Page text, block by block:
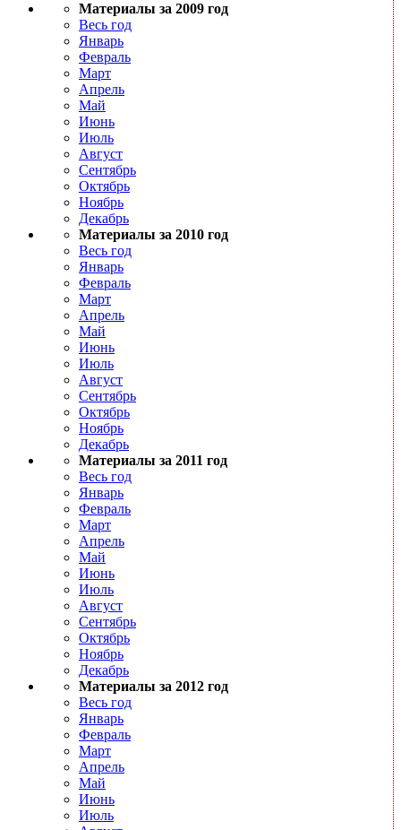
Материалы за 2009 год
Весь год
Январь
Февраль
Март
Апрель
Май
Июнь
Июль
Август
Сентябрь
Октябрь
Ноябрь
Декабрь
Материалы за 2010 год
Весь год
Январь
Февраль
Март
Апрель
Май
Июнь
Июль
Август
Сентябрь
Октябрь
Ноябрь
Декабрь
Материалы за 2011 год
Весь год
Январь
Февраль
Март
Апрель
Май
Июнь
Июль
Август
Сентябрь
Октябрь
Ноябрь
Декабрь
Материалы за 2012 год
Весь год
Январь
Февраль
Март
Апрель
Май
Июнь
Июль